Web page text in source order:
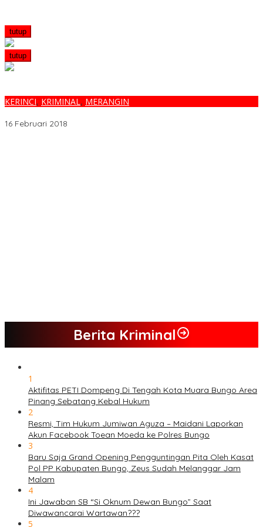
tutup
tutup
KERINCI, KRIMINAL, MERANGIN
16 Februari 2018
Berita Kriminal
1
Aktifitas PETI Dompeng Di Tengah Kota Muara Bungo Area
Pinang Sebatang Kebal Hukum
2
Resmi, Tim Hukum Jumiwan Aguza – Maidani Laporkan
Akun Facebook Toean Moeda ke Polres Bungo
3
Baru Saja Grand Opening Pengguntingan Pita Oleh Kasat
Pol PP Kabupaten Bungo, Zeus Sudah Melanggar Jam
Malam
4
Ini Jawaban SB “Si Oknum Dewan Bungo” Saat
Diwawancarai Wartawan???
5